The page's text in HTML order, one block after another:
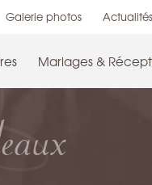
Galerie photos Actualités
Mariages &